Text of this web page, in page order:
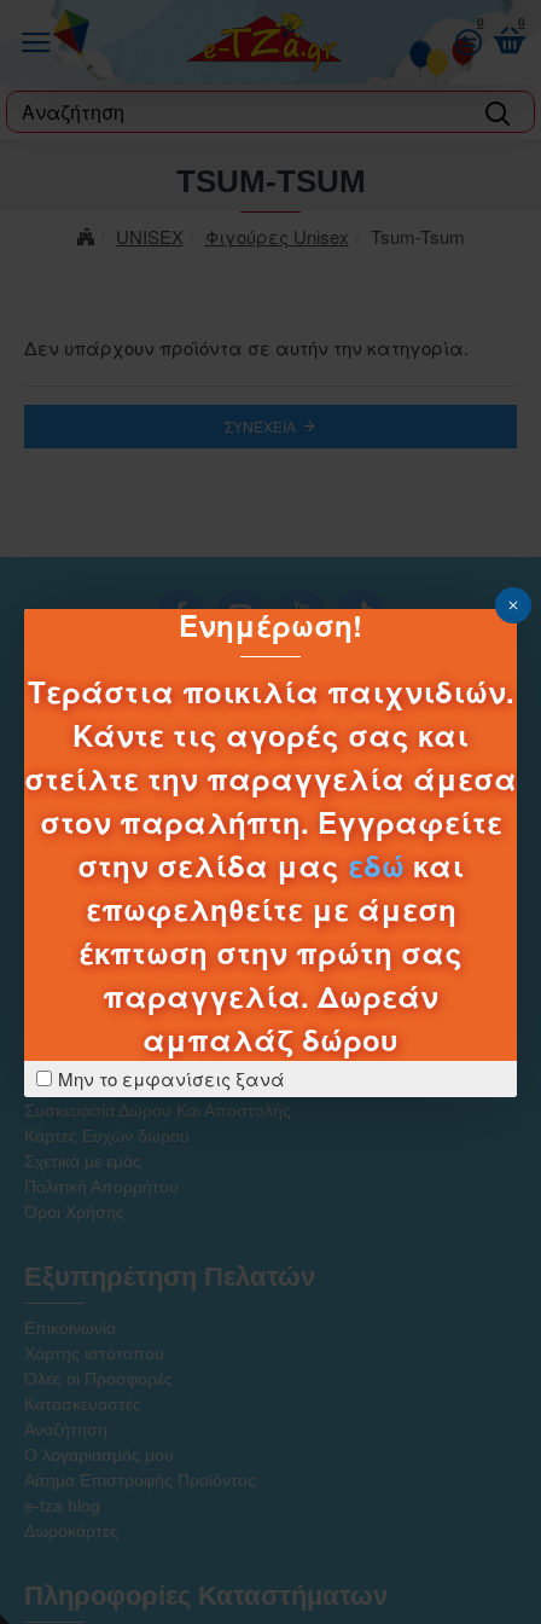
Ενημέρωση!
Τεράστια ποικιλία παιχνιδιών.
Κάντε τις αγορές σας και
στείλτε την παραγγελία άμεσα
στον παραλήπτη. Εγγραφείτε
στην σελίδα μας εδώ και
επωφεληθείτε με άμεση
έκπτωση στην πρώτη σας
παραγγελία. Δωρεάν
αμπαλάζ δώρου
Μην το εμφανίσεις ξανά
0 0
label
UNISEX Φιγούρες Unisex Tsum-Tsum
TSUM-TSUM
Δεν υπάρχουν προϊόντα σε αυτήν την κατηγορία.
ΣΥΝΈΧΕΙΑ
Τηλεφωνικό Κέντρο e-shop
______
2331331752
Δευ-Σαβ 10:00 - 20:00
Πληροφοριες
Τρόποι Πληρωμής
Τρόποι Αποστολών
Τρόποι Επιστροφών
Πολιτική Εκπτώσεων - Τιμών - Προσφορών
Συσκευασία Δώρου Και Αποστολής
Κάρτες Ευχών δώρου
Σχετικά με εμάς
Πολιτική Απορρήτου
Όροι Χρήσης
Εξυπηρέτηση Πελατών
Επικοινωνία
Χάρτης ιστότοπου
Όλες οι Προσφορές
Κατασκευαστές
Αναζήτηση
Ο λογαριασμός μου
Αίτημα Επιστροφής Προϊόντος
e-tza blog
Δωροκάρτες
Πληροφορίες Καταστήματων